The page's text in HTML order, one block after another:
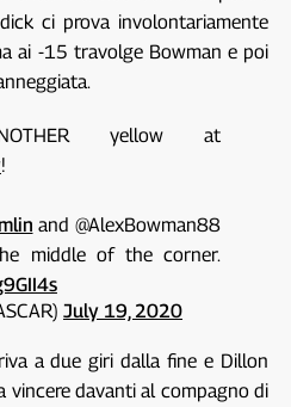
ci prova involontariamente
ai -15 travolge Bowman e poi
yellow at
!
and @AlexBowman88
middle of the corner.
July 19, 2020
a due giri dalla fine e Dillon
vincere davanti al compagno di